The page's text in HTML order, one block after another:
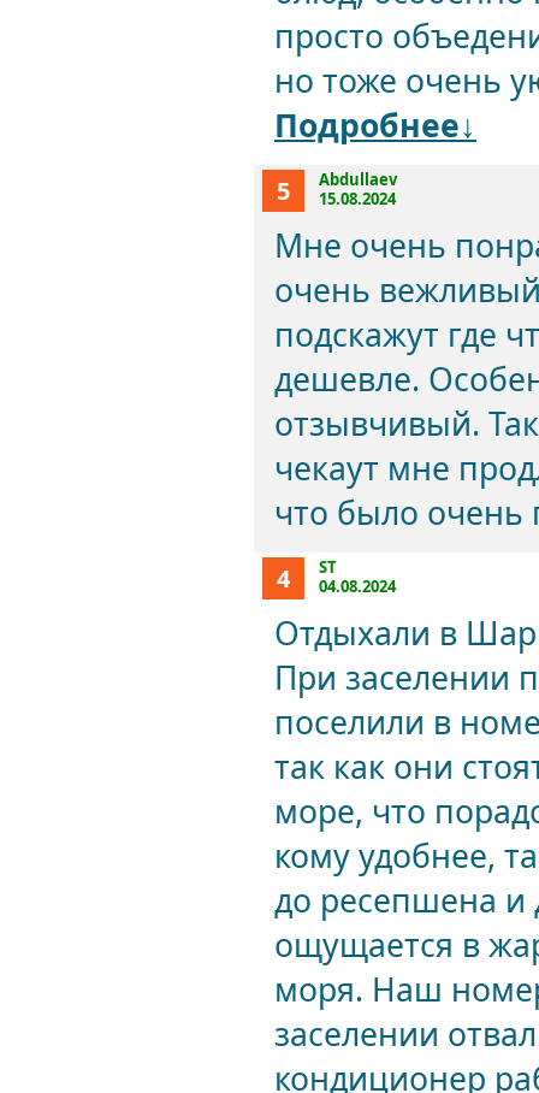
просто
но тоже очень
Подробнее↓
5
Abdullaev
15.08.2024
Мне очень
очень
подскажут где
дешевле.
отзывчивый.
чекаут мне
что было очень
4
ST
04.08.2024
Отдыхали в
При заселении
поселили в
так как они
море, что
кому удобнее,
до ресепшена и
ощущается в
моря. Наш
заселении
кондиционер